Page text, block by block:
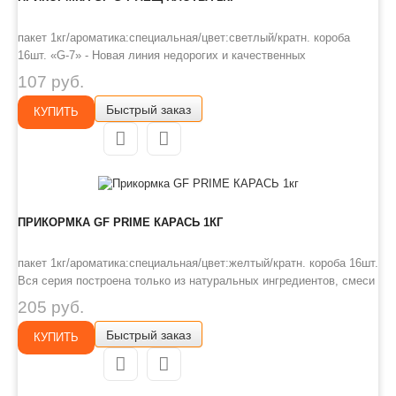
пакет 1кг/ароматика:специальная/цвет:светлый/кратн. короба
16шт. «G-7» - Новая линия недорогих и качественных
ароматизированных прикормов, имеет сбалансированный состав,
отличную ароматизацию и самые популярные у рыболовов
ароматы. Идеально подходит для использования на не
запрессованных водоемах, ..
107 руб.
КУПИТЬ Быстрый заказ
ПРИКОРМКА GF PRIME КАРАСЬ 1КГ
пакет 1кг/ароматика:специальная/цвет:желтый/кратн. короба 16шт.
Вся серия построена только из натуральных ингредиентов, смеси
получаются воздушными, с высокой абсорбирующей
способностью, отлично впитывающие дополнительные ароматы и
со сложной структурой. Для окрашивания состава использованы
органич..
205 руб.
КУПИТЬ Быстрый заказ